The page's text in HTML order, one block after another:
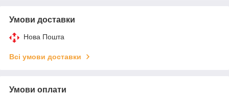
Умови доставки
Нова Пошта
Всі умови доставки
Умови оплати